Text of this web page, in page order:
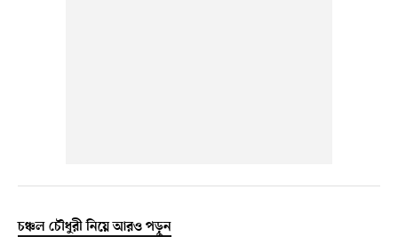
চঞ্চল চৌধুরী নিয়ে আরও পড়ুন